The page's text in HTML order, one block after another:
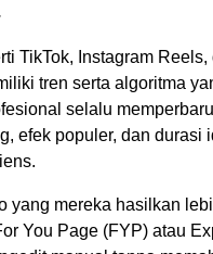
TikTok, Instagram Reels,
tren serta algoritma
selalu
efek populer, dan durasi
yang mereka hasilkan
You Page (FYP) atau